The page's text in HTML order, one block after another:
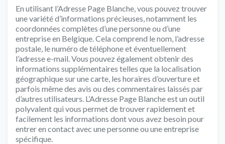
En utilisant l’Adresse Page Blanche, vous pouvez trouver
une variété d’informations précieuses, notamment les
coordonnées complètes d’une personne ou d’une
entreprise en Belgique. Cela comprend le nom, l’adresse
postale, le numéro de téléphone et éventuellement
l’adresse e-mail. Vous pouvez également obtenir des
informations supplémentaires telles que la localisation
géographique sur une carte, les horaires d’ouverture et
parfois même des avis ou des commentaires laissés par
d’autres utilisateurs. L’Adresse Page Blanche est un outil
polyvalent qui vous permet de trouver rapidement et
facilement les informations dont vous avez besoin pour
entrer en contact avec une personne ou une entreprise
spécifique.